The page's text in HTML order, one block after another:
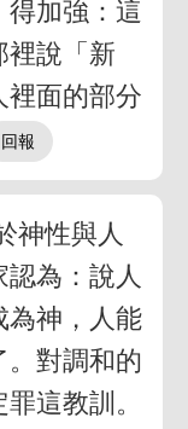
得加強：這
裡說「新
裡面的部分
神性與人
為：說人
為神，人能
對調和的
這教訓。